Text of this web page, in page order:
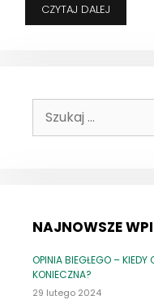
CZYTAJ DALEJ
TO
CZYLI
Szukaj:
NAJNOWSZE
OPINIA BIEGŁEGO –
KONIECZNA?
29 lutego 2024